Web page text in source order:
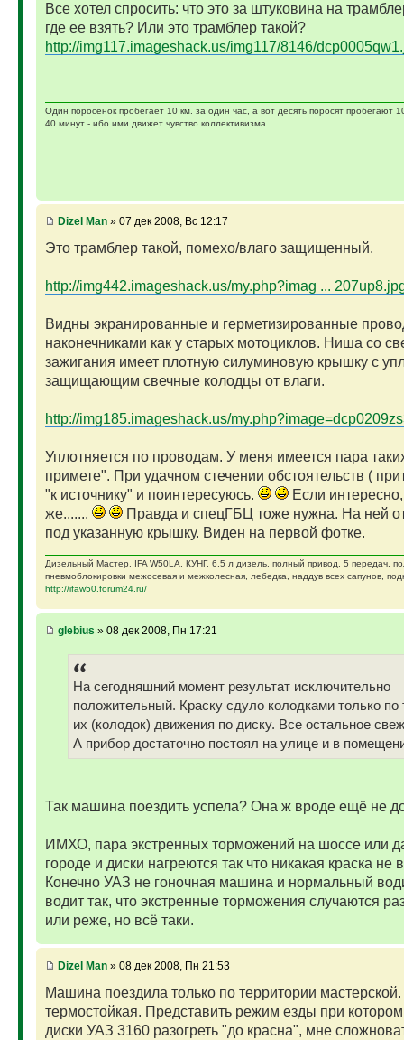
Все хотел спросить: что это за штуковина на
где ее взять? Или это трамблер такой?
http://img117.imageshack.us/img117/8146/
Один поросенок пробегает 10 км. за один час, а вот десять поросят пробегают
40 минут - ибо ими движет чувство коллективизма.
Dizel Man» 07 дек 2008, Вс 12:17
Это трамблер такой, помехо/влаго защищенный.
http://img442.imageshack.us/my.php?imag ...
Видны экранированные и герметизированные
наконечниками как у старых мотоциклов. Ниша со
зажигания имеет плотную силуминовую крышку с
защищающим свечные колодцы от влаги.
http://img185.imageshack.us/
Уплотняется по проводам. У меня имеется пара
примете". При удачном стечении обстоятельств (
"к источнику" и поинтересуюсь.
Если интересно,
же.......
Правда и спецГБЦ тоже нужна. На ней
под указанную крышку. Виден на первой фотке.
Дизельный Мастер. IFA W50LA, КУНГ, 6,5 л дизель, полный привод, 5 передач,
пневмоблокировки межосевая и межколесная, лебедка, наддув всех сапунов,
http://ifaw50.forum24.ru/
glebius » 08 дек 2008, Пн 17:21
На сегодняшний момент результат исключительно
положительный. Краску сдуло колодками только по
их (колодок) движения по диску. Все остальное
А прибор достаточно постоял на улице и в
Так машина поездить успела? Она ж вроде ещё не
ИМХО, пара экстренных торможений на шоссе или
городе и диски нагреются так что никакая краска не
Конечно УАЗ не гоночная машина и нормальный
водит так, что экстренные торможения случаются
или реже, но всё таки.
Dizel Man» 08 дек 2008, Пн 21:53
Машина поездила только по территории мастерской.
термостойкая. Представить режим езды при
диски УАЗ 3160 разогреть "до красна", мне